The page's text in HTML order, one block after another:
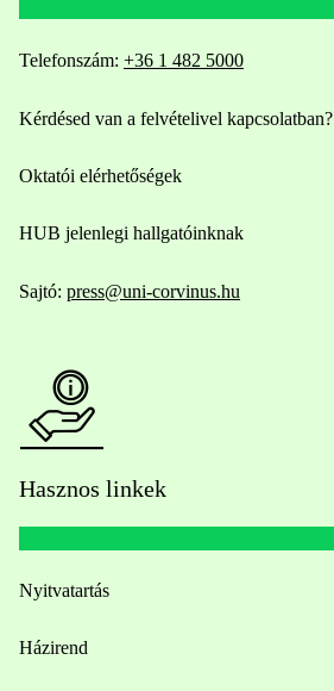
Telefonszám: +36 1 482 5000
Kérdésed van a felvételivel kapcsolatban?
Oktatói elérhetőségek
HUB jelenlegi hallgatóinknak
Sajtó: press@uni-corvinus.hu
Hasznos linkek
Nyitvatartás
Házirend